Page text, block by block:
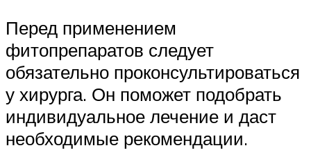
Перед применением
фитопрепаратов следует
обязательно проконсультироваться
у хирурга. Он поможет подобрать
индивидуальное лечение и даст
необходимые рекомендации.